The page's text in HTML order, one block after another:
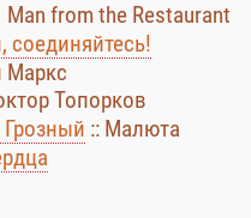
Man from the Restaurant
соединяйтесь!
Маркс
Топорков
:: Малюта